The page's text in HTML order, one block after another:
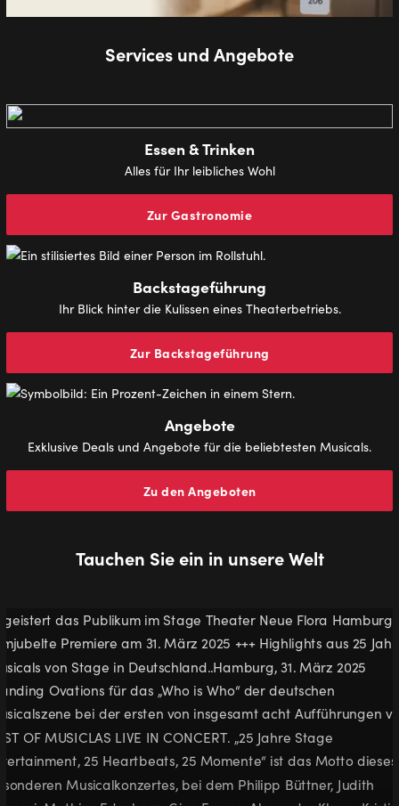
Services und Angebote
Essen & Trinken
Alles für Ihr leibliches Wohl
Zur Gastronomie
Backstageführung
Ihr Blick hinter die Kulissen eines Theaterbetriebs.
Zur Backstageführung
Angebote
Exklusive Deals und Angebote für die beliebtesten Musicals.
Zu den Angeboten
Tauchen Sie ein in unsere Welt